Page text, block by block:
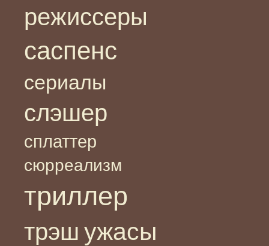
режиссеры
саспенс
сериалы
слэшер
сплаттер
сюрреализм
триллер
трэш ужасы